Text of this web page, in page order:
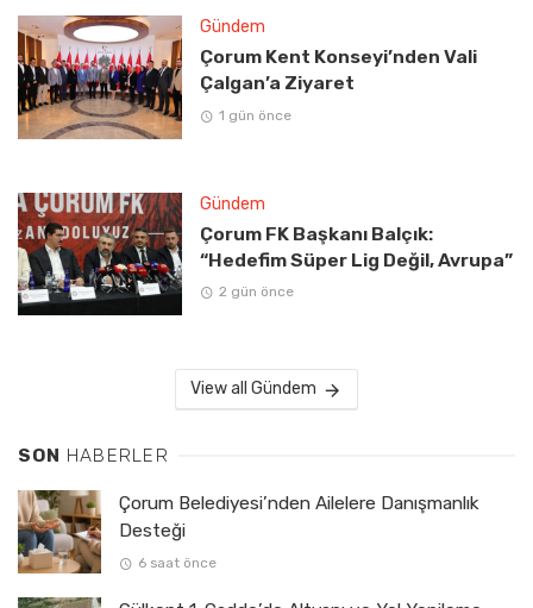
Gündem
Çorum Kent Konseyi’nden Vali
Çalgan’a Ziyaret
1 gün önce
Gündem
Çorum FK Başkanı Balçık:
“Hedefim Süper Lig Değil, Avrupa”
2 gün önce
View all Gündem
SON HABERLER
Çorum Belediyesi’nden Ailelere Danışmanlık
Desteği
6 saat önce